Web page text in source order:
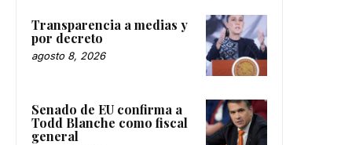
Transparencia a medias y
por decreto
agosto 8, 2026
Senado de EU confirma a
Todd Blanche como fiscal
general